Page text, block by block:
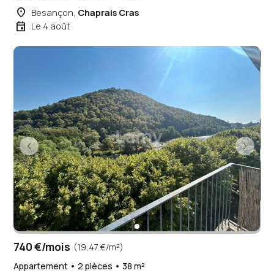
place Besançon, Chaprais Cras
event Le 4 août
740 €/mois (19,47 €/m²)
Appartement • 2 pièces • 38 m²